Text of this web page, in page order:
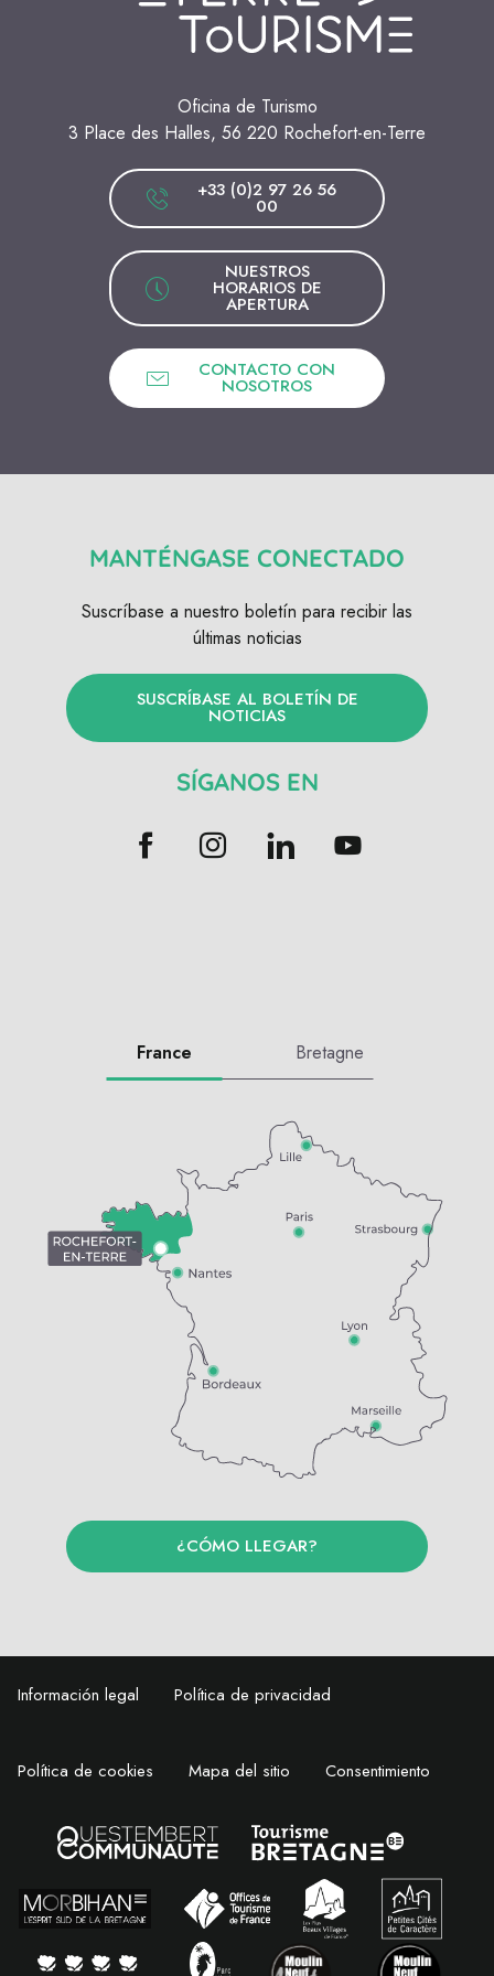
Oficina de Turismo
3 Place des Halles, 56 220 Rochefort-en-Terre
+33 (0)2 97 26 56
00
NUESTROS
HORARIOS DE
APERTURA
CONTACTO CON
NOSOTROS
MANTÉNGASE CONECTADO
Suscríbase a nuestro boletín para recibir las
últimas noticias
SUSCRÍBASE AL BOLETÍN DE
NOTICIAS
SÍGANOS EN
France Bretagne
¿CÓMO LLEGAR?
Información legal Política de privacidad
Política de cookies Mapa del sitio Consentimiento